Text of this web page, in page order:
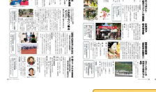
運営：福博印刷
saga ebooksとは